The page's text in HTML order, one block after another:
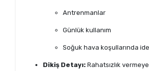
Antrenmanlar
Günlük kullanım
Soğuk hava koşullarında
Dikiş Detayı: Rahatsızlık